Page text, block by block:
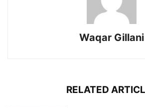
Waqar Gillani
RELATED